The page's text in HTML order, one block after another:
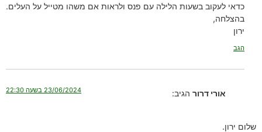
כדאי לעקוב בשעות הלילה עם פנס ולראות אם משהו מטייל על העלים.
בהצלחה,
ירון
הגב
אורי דרור הגיב: 23/06/2024 בשעה 22:30
שלום ירון.